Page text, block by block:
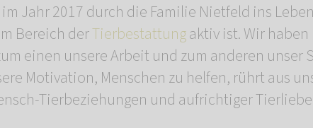
Jahr 2017 durch die Familie Nietfeld ins
Bereich derTierbestattungaktiv ist. Wir
einen unsere Arbeit und zum anderen unser
Motivation, Menschen zu helfen, rührt aus
Tierbeziehungen und aufrichtiger